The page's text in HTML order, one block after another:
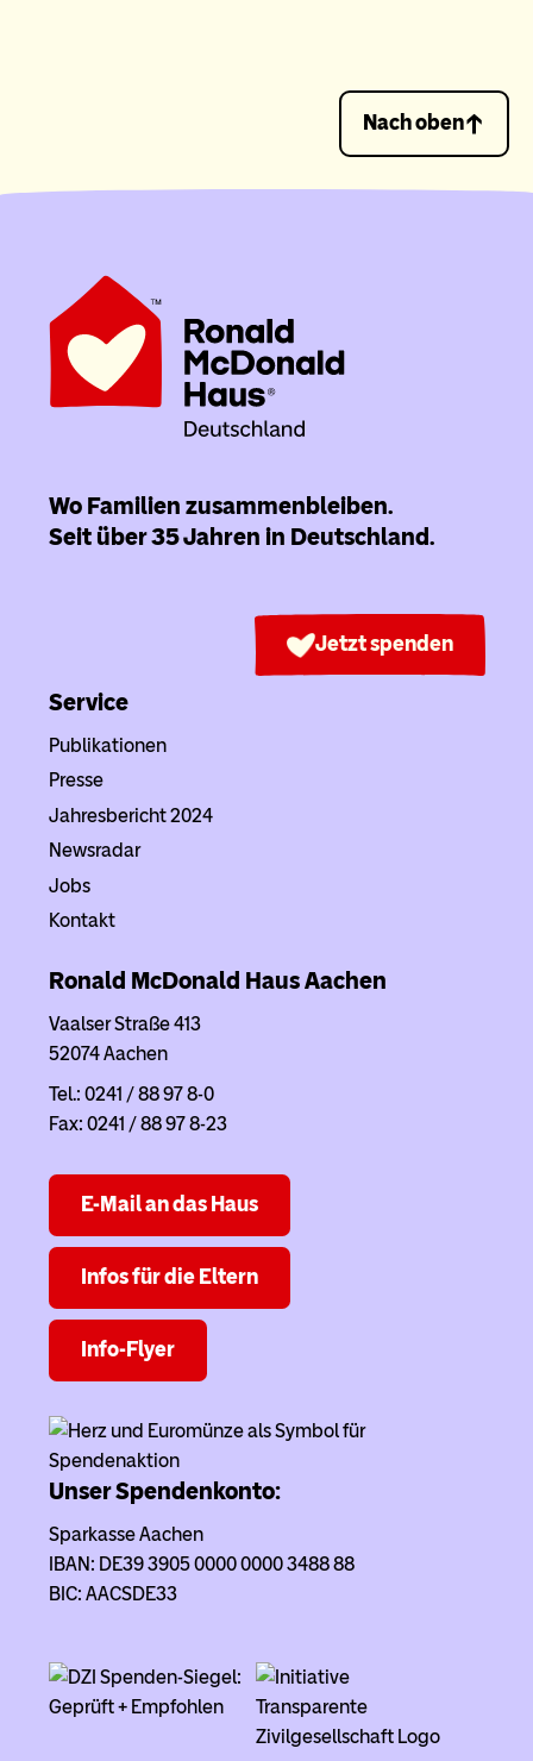
Nach oben
Wo Familien zusammenbleiben.
Seit über 35 Jahren in Deutschland.
Jetzt spenden
Service
Publikationen
Presse
Jahresbericht 2024
Newsradar
Jobs
Kontakt
Ronald McDonald Haus Aachen
Vaalser Straße 413
52074 Aachen
Tel.: 0241 / 88 97 8-0
Fax: 0241 / 88 97 8-23
E-Mail an das Haus
Infos für die Eltern
Info-Flyer
Unser Spendenkonto:
Sparkasse Aachen
IBAN: DE39 3905 0000 0000 3488 88
BIC: AACSDE33